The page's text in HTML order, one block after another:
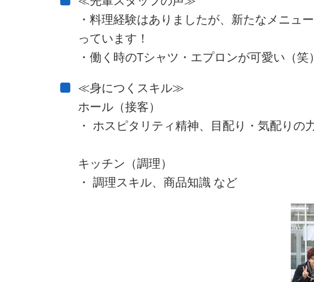
・料理経験はありましたが、新たなメニュ
っています！
・働く時のTシャツ・エプロンが可愛い（笑）
≪身につくスキル≫
ホール（接客）
・ ホスピタリティ精神、目配り・気配りの
キッチン（調理）
・ 調理スキル、商品知識 など